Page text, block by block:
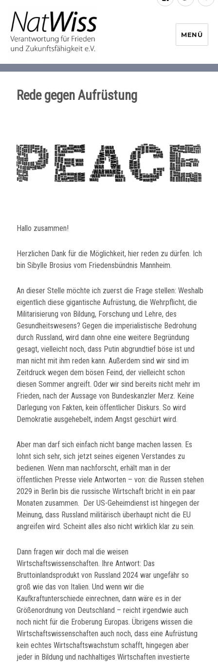
Initiative
MENÜ
Rede gegen Aufrüstung
Hallo zusammen!
Herzlichen Dank für die Möglichkeit, hier reden zu dürfen. Ich
bin Sibylle Brosius vom Friedensbündnis Mannheim.
An dieser Stelle möchte ich zuerst die Frage stellen: Weshalb
eigentlich diese gigantische Aufrüstung, die Wehrpflicht, die
Militarisierung von Bildung, Forschung und Lehre, des
Gesundheitswesens? Gegen die imperialistische Bedrohung
durch Russland, wird dann ohne eine weitere Begründung
gesagt, vielleicht noch, dass Putin abgrundtief böse ist und
man nicht mit ihm reden kann. Außerdem sind wir sind im
Zeitdruck wegen dem bösen Feind, der vielleicht schon
diesen Sommer angreift. Oder wir sind bereits nicht mehr im
Frieden, nach der Aussage von Bundeskanzler Merz. Keine
Darlegung von Fakten, kein öffentlicher Diskurs. So wird
Demokratie ausgehebelt, indem Angst geschürt wird.
Aber man darf sich einfach nicht bange machen lassen. Es
lohnt sich sehr, sich jetzt seines eigenen Verstandes zu
bedienen. Wenn man nachforscht, erhält man in der
öffentlichen Presse viele Antworten – von: die Russen stehen
2029 in Berlin bis die russische Wirtschaft bricht in ein paar
Monaten zusammen. Der US-Geheimdienst ist hingegen der
Meinung, dass Russland militärisch überhaupt nicht die EU
angreifen wird. Scheint alles also nicht wirklich klar zu sein.
Dann fragen wir doch mal die weisen
Wirtschaftswissenschaften. Ihre Antwort: Das
Bruttoinlandsprodukt von Russland 2024 war ungefähr so
groß wie das von Italien. Und wenn wir die
Kaufkraftunterschiede einrechnen, dann wäre es in der
Größenordnung von Deutschland – reicht irgendwie auch
noch nicht für die Eroberung Europas. Übrigens wissen die
Wirtschaftswissenschaften auch noch, dass eine Aufrüstung
kein echtes Wirtschaftswachstum schafft, hingegen aber
jeder in Bildung und nachhaltiges Wirtschaften investierte